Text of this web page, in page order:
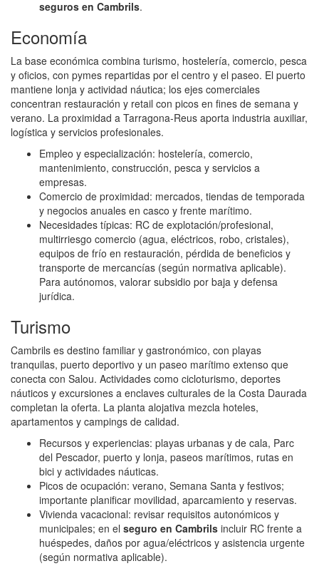
seguros en Cambrils.
Economía
La base económica combina turismo, hostelería, comercio, pesca
y oficios, con pymes repartidas por el centro y el paseo. El puerto
mantiene lonja y actividad náutica; los ejes comerciales
concentran restauración y retail con picos en fines de semana y
verano. La proximidad a Tarragona‑Reus aporta industria auxiliar,
logística y servicios profesionales.
Empleo y especialización: hostelería, comercio,
mantenimiento, construcción, pesca y servicios a
empresas.
Comercio de proximidad: mercados, tiendas de temporada
y negocios anuales en casco y frente marítimo.
Necesidades típicas: RC de explotación/profesional,
multirriesgo comercio (agua, eléctricos, robo, cristales),
equipos de frío en restauración, pérdida de beneficios y
transporte de mercancías (según normativa aplicable).
Para autónomos, valorar subsidio por baja y defensa
jurídica.
Turismo
Cambrils es destino familiar y gastronómico, con playas
tranquilas, puerto deportivo y un paseo marítimo extenso que
conecta con Salou. Actividades como cicloturismo, deportes
náuticos y excursiones a enclaves culturales de la Costa Daurada
completan la oferta. La planta alojativa mezcla hoteles,
apartamentos y campings de calidad.
Recursos y experiencias: playas urbanas y de cala, Parc
del Pescador, puerto y lonja, paseos marítimos, rutas en
bici y actividades náuticas.
Picos de ocupación: verano, Semana Santa y festivos;
importante planificar movilidad, aparcamiento y reservas.
Vivienda vacacional: revisar requisitos autonómicos y
municipales; en el seguro en Cambrils incluir RC frente a
huéspedes, daños por agua/eléctricos y asistencia urgente
(según normativa aplicable).